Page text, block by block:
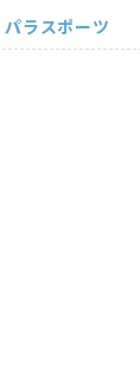
パラスポーツ